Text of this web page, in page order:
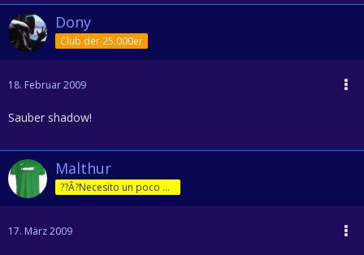
Dony
Club der 25.000er
18. Februar 2009
Sauber shadow!
Malthur
??Â?Necesito un poco de jam??Â?n!
17. März 2009